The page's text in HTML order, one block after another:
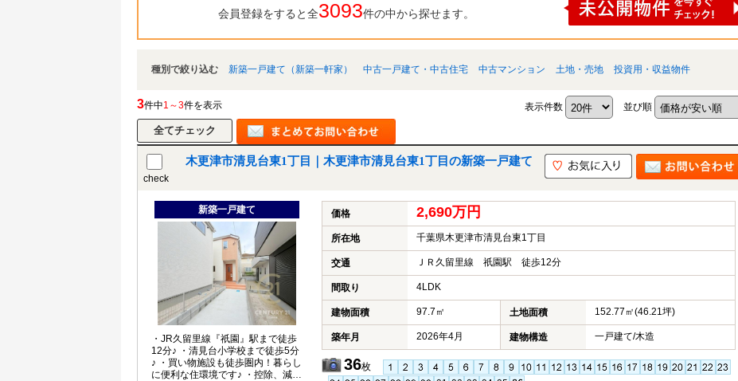
会員登録をすると全3093件の中から探せます。
種別で絞り込む 新築一戸建て（新築一軒家） 中古一戸建て・中古住宅 中古マンション 土地・売地 投資用・収益物件
3件中1～3件を表示 表示件数 並び順
check
木更津市清見台東1丁目｜木更津市清見台東1丁目の新築一戸建て
新築一戸建て
・JR久留里線『祇園』駅まで徒歩
12分♪ ・清見台小学校まで徒歩5分
♪ ・買い物施設も徒歩圏内！暮らし
に便利な住環境です♪ ・控除、減税
価格 2,690万円
所在地 千葉県木更津市清見台東1丁目
交通 ＪＲ久留里線 祇園駅 徒歩12分
間取り 4LDK
建物面積 97.7㎡ 土地面積 152.77㎡(46.21坪)
築年月 2026年4月 建物構造 一戸建て/木造
36枚